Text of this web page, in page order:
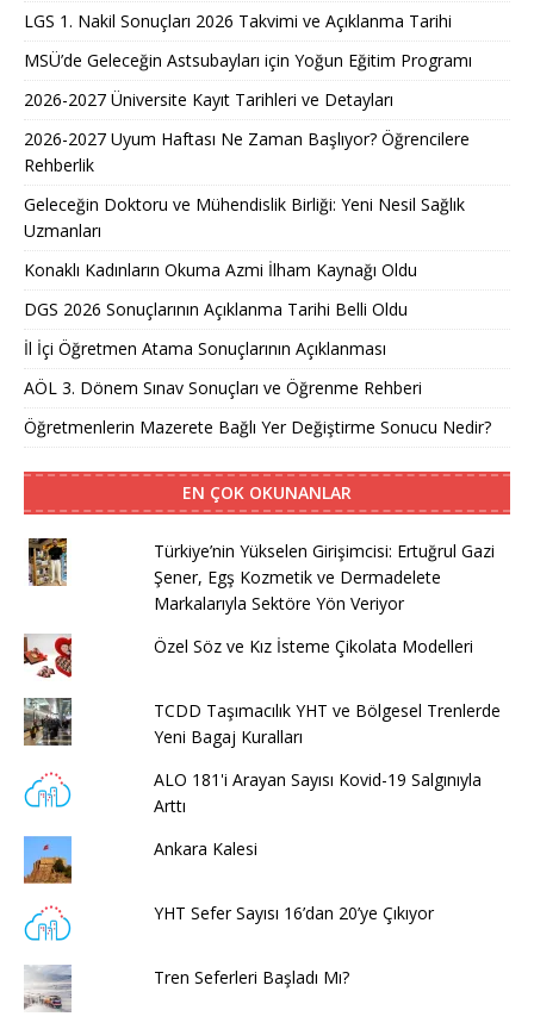
LGS 1. Nakil Sonuçları 2026 Takvimi ve Açıklanma Tarihi
MSÜ’de Geleceğin Astsubayları için Yoğun Eğitim Programı
2026-2027 Üniversite Kayıt Tarihleri ve Detayları
2026-2027 Uyum Haftası Ne Zaman Başlıyor? Öğrencilere
Rehberlik
Geleceğin Doktoru ve Mühendislik Birliği: Yeni Nesil Sağlık
Uzmanları
Konaklı Kadınların Okuma Azmi İlham Kaynağı Oldu
DGS 2026 Sonuçlarının Açıklanma Tarihi Belli Oldu
İl İçi Öğretmen Atama Sonuçlarının Açıklanması
AÖL 3. Dönem Sınav Sonuçları ve Öğrenme Rehberi
Öğretmenlerin Mazerete Bağlı Yer Değiştirme Sonucu Nedir?
EN ÇOK OKUNANLAR
Türkiye’nin Yükselen Girişimcisi: Ertuğrul Gazi
Şener, Egş Kozmetik ve Dermadelete
Markalarıyla Sektöre Yön Veriyor
Özel Söz ve Kız İsteme Çikolata Modelleri
TCDD Taşımacılık YHT ve Bölgesel Trenlerde
Yeni Bagaj Kuralları
ALO 181'i Arayan Sayısı Kovid-19 Salgınıyla
Arttı
Ankara Kalesi
YHT Sefer Sayısı 16’dan 20’ye Çıkıyor
Tren Seferleri Başladı Mı?